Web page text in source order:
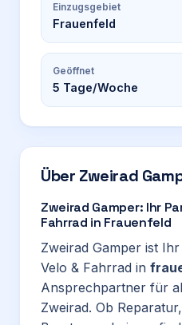
Einzugsgebiet
Frauenfeld
Geöffnet
5 Tage/Woche
Über Zweirad
Zweirad Gamper: Ihr
Fahrrad in Frauenfeld
Zweirad Gamper ist
Velo & Fahrrad in
Ansprechpartner für
Zweirad. Ob